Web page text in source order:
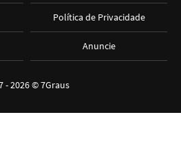
Política de Privacidade
Anuncie
- 2026 ©7Graus